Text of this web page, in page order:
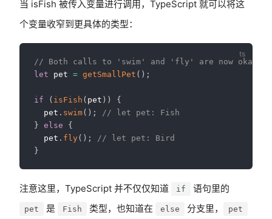
当 isFish 被传入变量进行调用，TypeScript 就可以将这
个变量收窄到更具体的类型：
// Both calls to 'swim' and 'fly' are now okay.
let pet = getSmallPet ( ) ;
if ( isFish ( pet ) )
{
  pet
. swim( ) ;
// let pet: Fish
} else
{
  pet
. fly( ) ;
// let pet: Bird
}
注意这里，TypeScript 并不仅仅知道 if 语句里的
pet 是 Fish 类型，也知道在 else 分支里， pet